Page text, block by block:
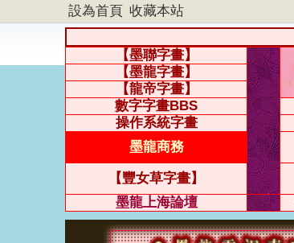
設為首頁 收藏本站
【墨聯字畫】
【墨龍字畫】
【龍帝字畫】
數字字畫BBS
操作系統字畫
墨龍商務
【豐女草字畫】
墨龍上海論壇